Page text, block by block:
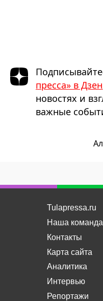
пресса» в Дзен
новостях и
важные
Tulapressa.ru
Наша команда
Контакты
Карта сайта
Аналитика
Интервью
Репортажи